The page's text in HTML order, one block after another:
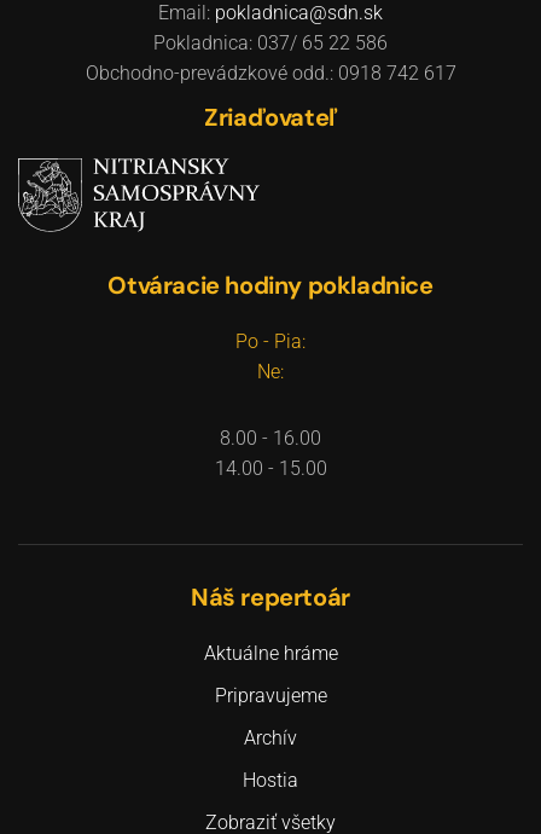
Email: pokladnica@sdn.sk
Pokladnica: 037/ 65 22 586
Obchodno-prevádzkové odd.: 0918 742 617
Zriaďovateľ
Otváracie hodiny pokladnice
Po - Pia:
Ne:
8.00 - 16.00
14.00 - 15.00
Náš repertoár
Aktuálne hráme
Pripravujeme
Archív
Hostia
Zobraziť všetky